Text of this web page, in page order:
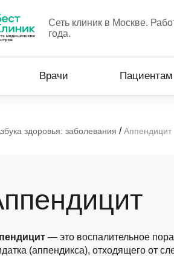
Сеть клиник в Москве.
года.
Врачи Пациентам
здоровья: заболевания /Аппендицит
— это воспалительное
(аппендикса), отходящего от